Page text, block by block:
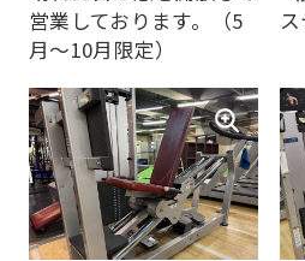
晴れた日は窓を開放して
営業しております。（5
月～10月限定）